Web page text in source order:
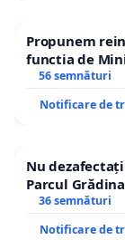
Propunem
functia de
56 semnături
Notificare de
Nu
Parcul
36 semnături
Notificare de